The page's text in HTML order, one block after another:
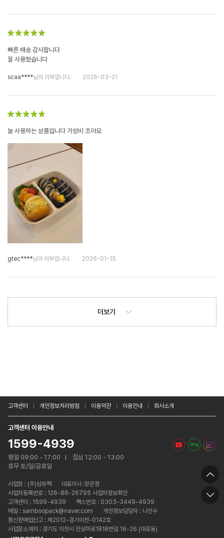
빠른 배송 감사합니다
잘 사용했습니다
scaa****님의 리뷰입니다. 2026-03-21
늘 사용하는 상품입니다 가성비 조아요
gtec****님의 리뷰입니다. 2026-01-15
더보기
고객센터 개인정보처리방침 이용약관 이용안내 회사소개
고객센터 이용안내
1599-4939
평일 09:00 - 17:00
점심 12:00 - 13:00
휴무 토/일/공휴일
사업장 : (주)삼부팩
대표이사 :장은정
사업자등록번호 : 126-86-26795 사업자정보확인
고객센터 : 1599-4939
팩스번호 : 0303-3449-4939
메일 : samboopack@naver.com
개인정보담당자 : 나인수
통신판매업신고 : 제2012-경기이천-0142호
사업장소재지 : 경기도 이천시 진상미로1818번길 16-26 (대포동)